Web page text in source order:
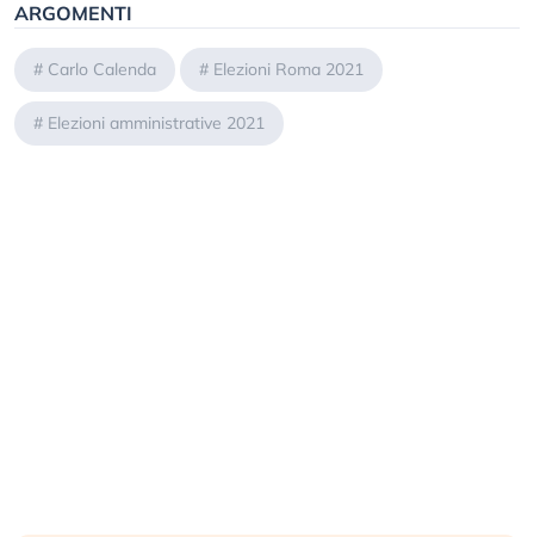
ARGOMENTI
# Carlo Calenda # Elezioni Roma 2021
# Elezioni amministrative 2021